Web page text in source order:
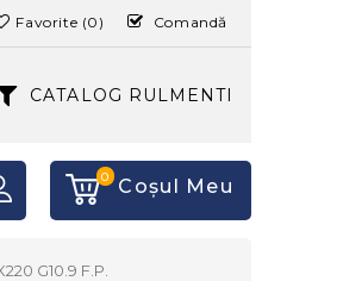
Favorite (0) Comandă
CATALOG RULMENTI
0 Coşul Meu
G10.9 F.P.